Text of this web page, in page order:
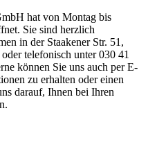
hat von Montag bis
Sie sind herzlich
in der Staakener Str. 51,
telefonisch unter 030 41
können Sie uns auch per E-
zu erhalten oder einen
darauf, Ihnen bei Ihren